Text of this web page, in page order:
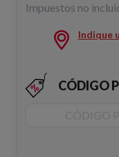
Impuestos no
Indique
CÓDIGO